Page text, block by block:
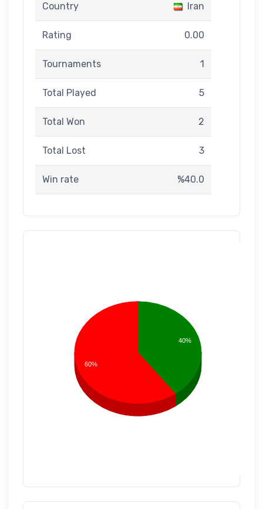
Country Iran
Rating 0.00
Tournaments 1
Total Played 5
Total Won 2
Total Lost 3
Win rate %40.0
40%
60%